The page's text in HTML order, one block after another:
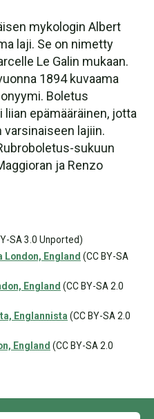
mykologin Albert
laji. Se on nimetty
Le Galin mukaan.
1894 kuvaama
Boletus
epämääräinen, jotta
lajiin.
sukuun
ja Renzo
SA 3.0 Unported)
London, England (CC BY-SA
England (CC BY-SA 2.0
Englannista (CC BY-SA 2.0
England (CC BY-SA 2.0